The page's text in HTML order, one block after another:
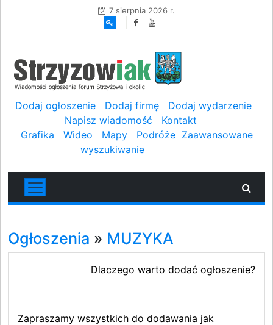
7 sierpnia 2026 r.
Dodaj ogłoszenie Dodaj firmę
Dodaj wydarzenie
Napisz wiadomość
Kontakt
Grafika
Wideo Mapy Podróże Zaawansowane
wyszukiwanie
Ogłoszenia » MUZYKA
Dlaczego warto dodać ogłoszenie?
Zapraszamy wszystkich do dodawania jak